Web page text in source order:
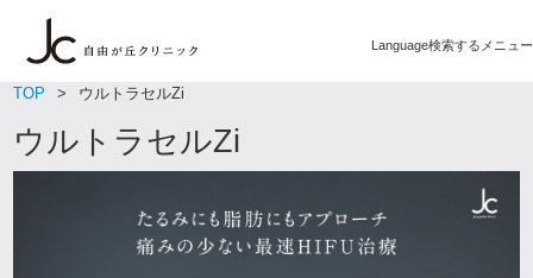
Language検索するメニュー
TOP ウルトラセルZi
ウルトラセルZi